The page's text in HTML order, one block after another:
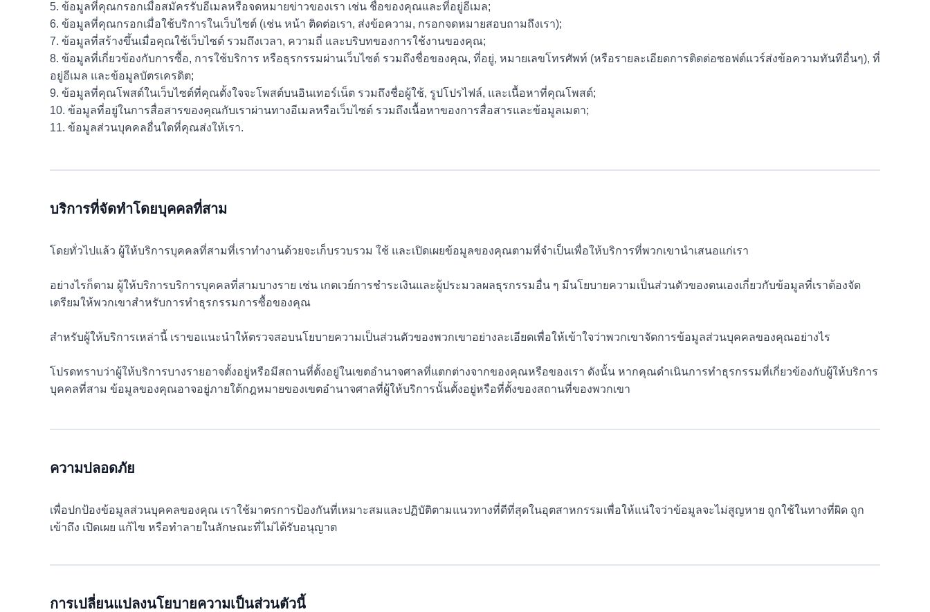
5. ข้อมูลที่คุณกรอกเมื่อสมัครรับอีเมลหรือจดหมายข่าวของเรา เช่น ชื่อของคุณและที่อยู่อีเมล;
6. ข้อมูลที่คุณกรอกเมื่อใช้บริการในเว็บไซต์ (เช่น หน้า ติดต่อเรา, ส่งข้อความ, กรอกจดหมายสอบถามถึงเรา);
7. ข้อมูลที่สร้างขึ้นเมื่อคุณใช้เว็บไซต์ รวมถึงเวลา, ความถี่ และบริบทของการใช้งานของคุณ;
8. ข้อมูลที่เกี่ยวข้องกับการซื้อ, การใช้บริการ หรือธุรกรรมผ่านเว็บไซต์ รวมถึงชื่อของคุณ, ที่อยู่, หมายเลขโทรศัพท์ (หรือรายละเอียดการติดต่อซอฟต์แวร์ส่งข้อความทันทีอื่นๆ), ที่
อยู่อีเมล และข้อมูลบัตรเครดิต;
9. ข้อมูลที่คุณโพสต์ในเว็บไซต์ที่คุณตั้งใจจะโพสต์บนอินเทอร์เน็ต รวมถึงชื่อผู้ใช้, รูปโปรไฟล์, และเนื้อหาที่คุณโพสต์;
10. ข้อมูลที่อยู่ในการสื่อสารของคุณกับเราผ่านทางอีเมลหรือเว็บไซต์ รวมถึงเนื้อหาของการสื่อสารและข้อมูลเมตา;
11. ข้อมูลส่วนบุคคลอื่นใดที่คุณส่งให้เรา.
ความปลอดภัย
บริการที่จัดทำโดยบุคคลที่สาม
โดยทั่วไปแล้ว ผู้ให้บริการบุคคลที่สามที่เราทำงานด้วยจะเก็บรวบรวม ใช้ และเปิดเผยข้อมูลของคุณตามที่จำเป็นเพื่อให้บริการที่พวกเขานำเสนอแก่เรา
อย่างไรก็ตาม ผู้ให้บริการบริการบุคคลที่สามบางราย เช่น เกตเวย์การชำระเงินและผู้ประมวลผลธุรกรรมอื่น ๆ มีนโยบายความเป็นส่วนตัวของตนเองเกี่ยวกับข้อมูลที่เราต้องจัด
เตรียมให้พวกเขาสำหรับการทำธุรกรรมการซื้อของคุณ
สำหรับผู้ให้บริการเหล่านี้ เราขอแนะนำให้ตรวจสอบนโยบายความเป็นส่วนตัวของพวกเขาอย่างละเอียดเพื่อให้เข้าใจว่าพวกเขาจัดการข้อมูลส่วนบุคคลของคุณอย่างไร
โปรดทราบว่าผู้ให้บริการบางรายอาจตั้งอยู่หรือมีสถานที่ตั้งอยู่ในเขตอำนาจศาลที่แตกต่างจากของคุณหรือของเรา ดังนั้น หากคุณดำเนินการทำธุรกรรมที่เกี่ยวข้องกับผู้ให้บริการ
บุคคลที่สาม ข้อมูลของคุณอาจอยู่ภายใต้กฎหมายของเขตอำนาจศาลที่ผู้ให้บริการนั้นตั้งอยู่หรือที่ตั้งของสถานที่ของพวกเขา
เพื่อปกป้องข้อมูลส่วนบุคคลของคุณ เราใช้มาตรการป้องกันที่เหมาะสมและปฏิบัติตามแนวทางที่ดีที่สุดในอุตสาหกรรมเพื่อให้แน่ใจว่าข้อมูลจะไม่สูญหาย ถูกใช้ในทางที่ผิด ถูก
เข้าถึง เปิดเผย แก้ไข หรือทำลายในลักษณะที่ไม่ได้รับอนุญาต
การเปลี่ยนแปลงนโยบายความเป็นส่วนตัวนี้